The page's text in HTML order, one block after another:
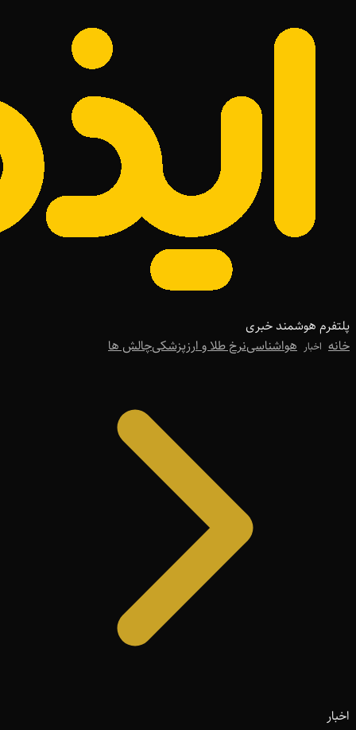
پلتفرم هوشمند خبری
خانه اخبار هواشناسینرخ طلا و ارزپزشکیچالش ها
اخبار